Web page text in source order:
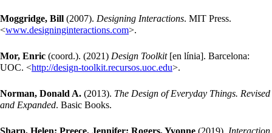
Moggridge, Bill (2007). Designing Interactions. MIT Press.
<www.designinginteractions.com>.
Mor, Enric (coord.). (2021) Design Toolkit[en línia]. Barcelona:
UOC. <http://design-toolkit.recursos.uoc.edu>.
Norman, Donald A. (2013). The Design of Everyday Things. Revised
and Expanded. Basic Books.
Sharp, Helen; Preece, Jennifer; Rogers, Yvonne (2019). Interaction